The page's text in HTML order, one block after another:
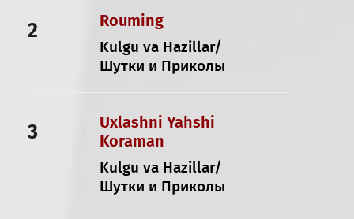
2 Rouming
Kulgu va Hazillar/
Шутки и Приколы
3
Uxlashni Yahshi
Koraman
Kulgu va Hazillar/
Шутки и Приколы